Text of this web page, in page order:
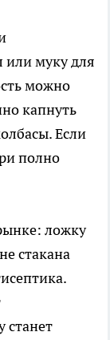
муку для
можно
капнуть
Если
полно
ложку
стакана
станет